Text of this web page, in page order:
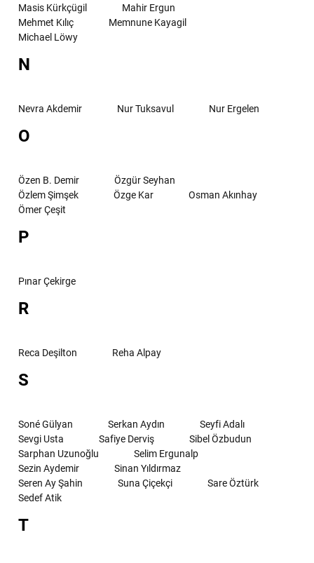
Masis Kürkçügil
Mahir Ergun
Mehmet Kılıç
Memnune Kayagil
Michael Löwy
N
Nevra Akdemir Nur Tuksavul Nur Ergelen
O
Özen B. Demir
Özgür Seyhan
Özlem Şimşek
Özge Kar
Osman Akınhay
Ömer Çeşit
P
Pınar Çekirge
R
Reca Deşilton Reha Alpay
S
Soné Gülyan Serkan Aydın
Seyfi Adalı
Sevgi Usta
Safiye Derviş
Sibel Özbudun
Sarphan Uzunoğlu
Selim Ergunalp
Sezin Aydemir
Sinan Yıldırmaz
Seren Ay Şahin
Suna Çiçekçi
Sare Öztürk
Sedef Atik
T